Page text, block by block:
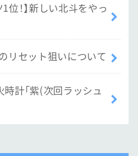
位！】新しい北斗をやっ
リセット狙いについて
計「紫(次回ラッシュ